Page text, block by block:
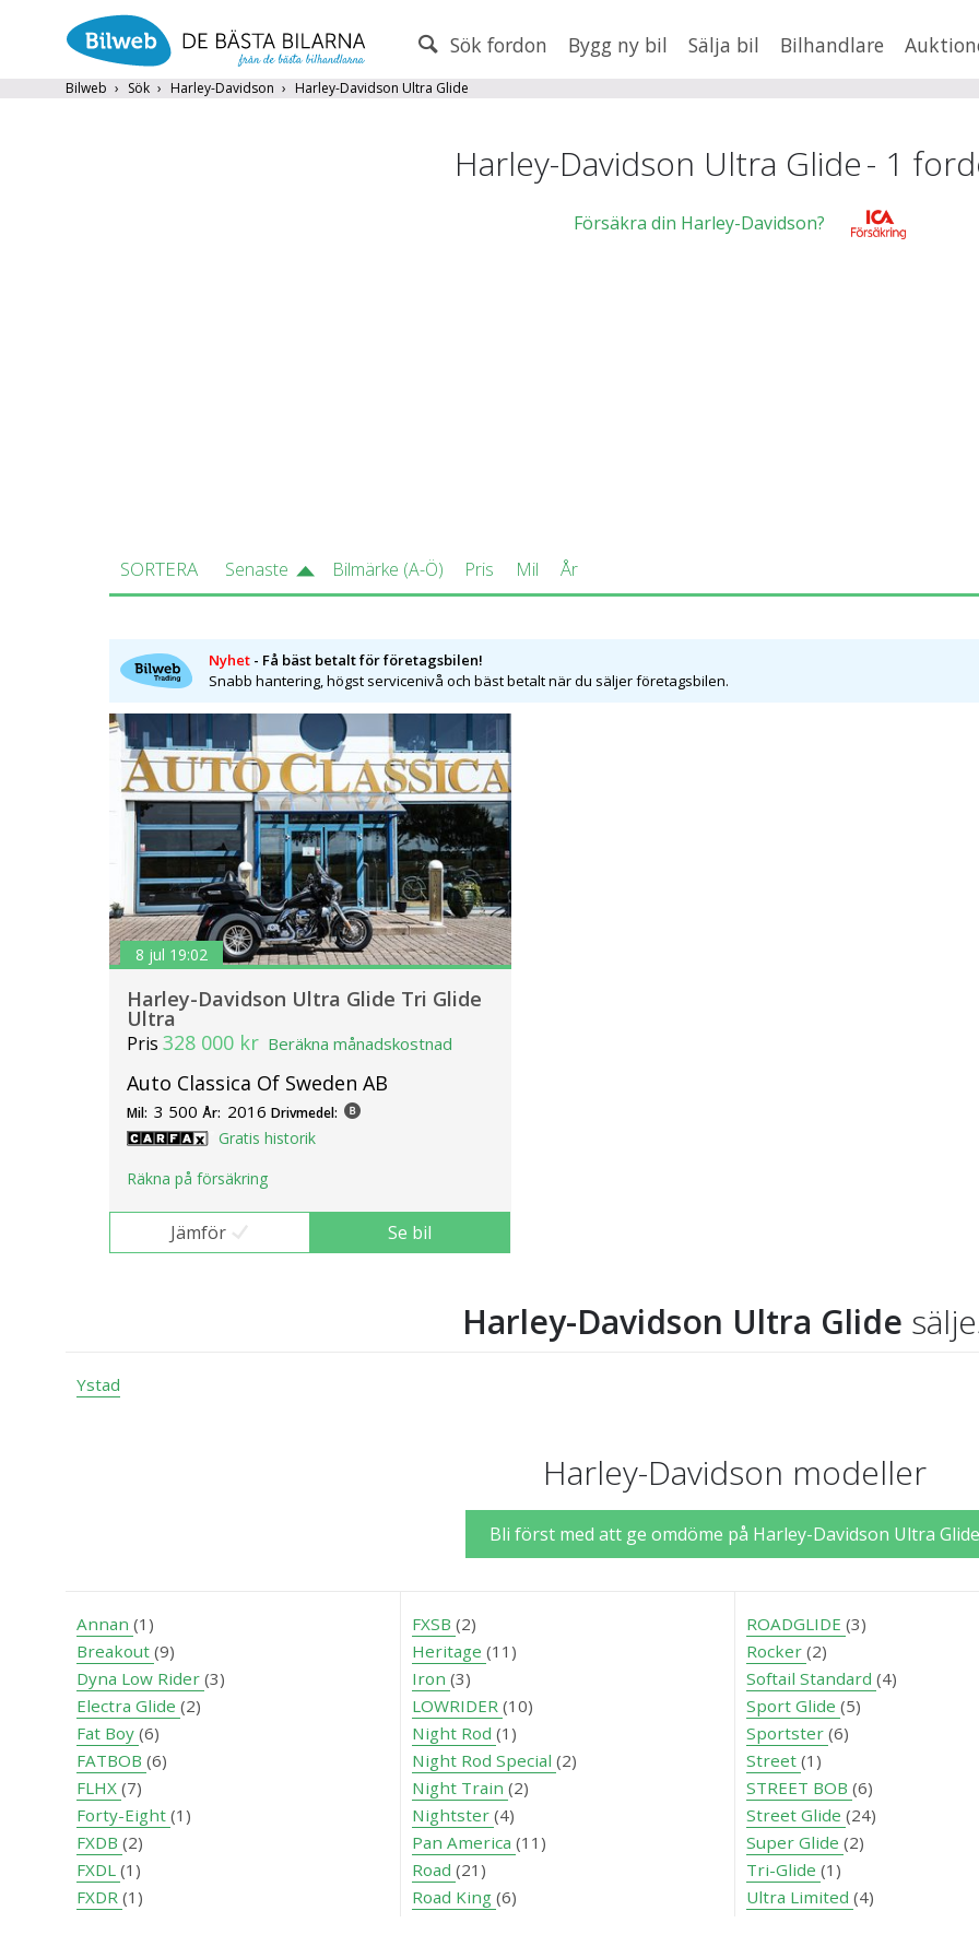
Sök fordon Bygg ny bil Sälja bil Bilhandlare
Bilweb Sök Harley-Davidson Harley-Davidson Ultra Glide
Harley-Davidson Ultra Glide- 1
Försäkra din Harley-Davidson?
SORTERA Senaste Bilmärke (A-Ö) Pris Mil År
Nyhet- Få bäst betalt för företagsbilen!
Snabb hantering, högst servicenivå och bäst betalt när du säljer företagsbilen.
8 jul 19:02
Harley-Davidson Ultra Glide Tri Glide
Ultra
Pris 328 000 kr Beräkna månadskostnad
Auto Classica Of Sweden AB
Mil: 3 500 År: 2016 Drivmedel:
Gratis historik
Räkna på försäkring
Jämför Se bil
Harley-Davidson Ultra Glide
Ystad
Harley-Davidson modeller
Bli först med att ge omdöme på Harley-Davidson Ultra Glide
Annan (1)
Breakout (9)
Dyna Low Rider (3)
Electra Glide (2)
Fat Boy (6)
FATBOB (6)
FLHX (7)
Forty-Eight (1)
FXDB (2)
FXDL (1)
FXDR (1)
FXSB (2)
Heritage (11)
Iron (3)
LOWRIDER (10)
Night Rod (1)
Night Rod Special (2)
Night Train (2)
Nightster (4)
Pan America (11)
Road (21)
Road King (6)
ROADGLIDE (3)
Rocker (2)
Softail Standard (4)
Sport Glide (5)
Sportster (6)
Street (1)
STREET BOB (6)
Street Glide (24)
Super Glide (2)
Tri-Glide (1)
Ultra Limited (4)